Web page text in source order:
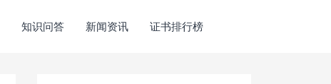
知识问答 新闻资讯 证书排行榜